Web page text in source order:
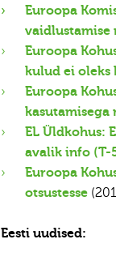
Euroopa
Euroopa
kulud ei oleks
Euroopa
kasutamisega
EL Üldkohus:
avalik info (T-
Euroopa
otsustesse
Eesti uudised: